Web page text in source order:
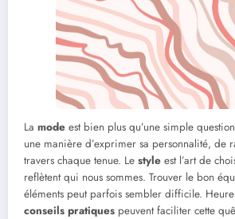
La mode est bien plus qu’une simple
une manière d’exprimer sa personnalité, de
travers chaque tenue. Le style est l’art de
reflètent qui nous sommes. Trouver le bon
éléments peut parfois sembler difficile.
conseils pratiques peuvent faciliter cette